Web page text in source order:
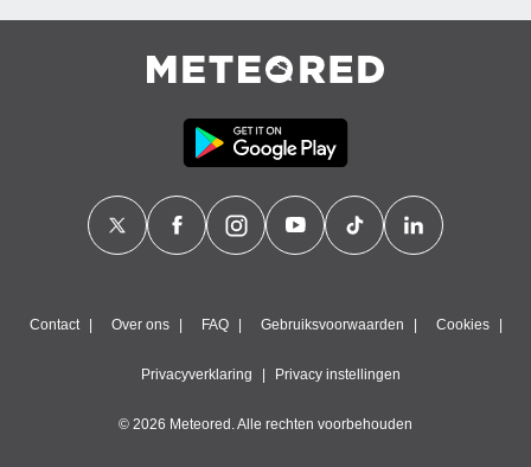
Contact Over ons FAQ Gebruiksvoorwaarden Cookies
Privacyverklaring Privacy instellingen
© 2026 Meteored. Alle rechten voorbehouden